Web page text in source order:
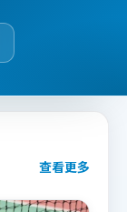
查看更多